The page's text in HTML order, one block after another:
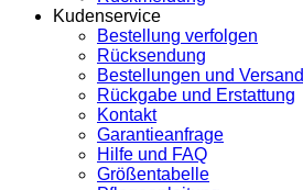
Kudenservice
Bestellung verfolgen
Rücksendung
Bestellungen und Versand
Rückgabe und Erstattung
Kontakt
Garantieanfrage
Hilfe und FAQ
Größentabelle